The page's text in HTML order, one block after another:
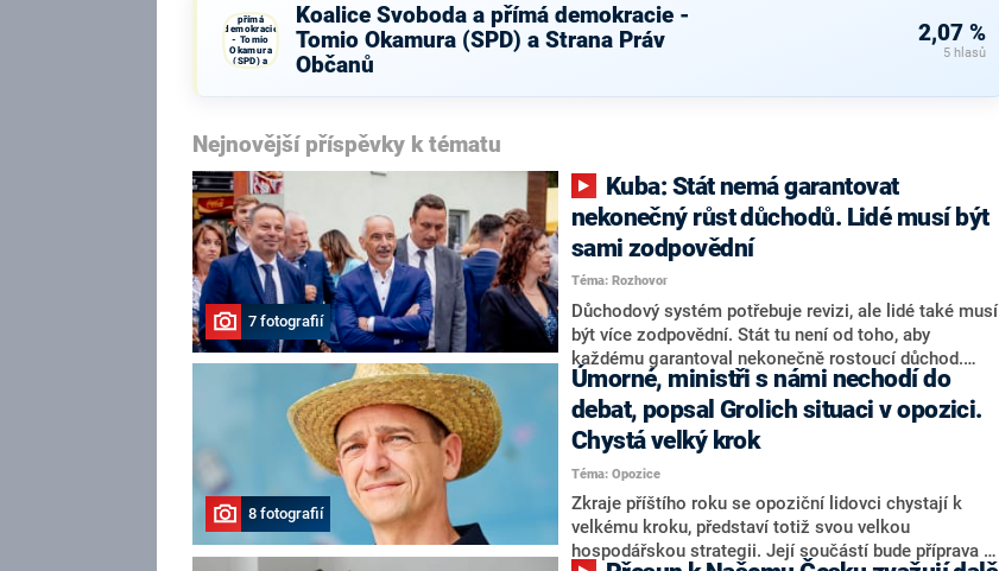
přímá
demokracie
- Tomio
Okamura
(SPD) a
Strana Práv
Koalice Svoboda a přímá demokracie -
Tomio Okamura (SPD) a Strana Práv
Občanů
2,07 %
5 hlasů
Nejnovější příspěvky k tématu
7 fotografií
nekonečný růst důchodů. Lidé musí být
sami zodpovědní
Téma: Rozhovor
Důchodový systém potřebuje revizi, ale lidé také musí
být více zodpovědní. Stát tu není od toho, aby
každému garantoval nekonečně rostoucí důchod.
Chybí tu nový systém a my ho představíme,řekl
hejtman Jihočeského kraje a předseda hnutí Naše
Česko Martin Kuba v rozhovoru pro CNN Prima NEWS.
V čele státu pak podle něj nemůže být člověk, který by
střetem zájmů omezoval čerpání financí a rozvoj,
dodal. Řešení u Andreje Babiše ale hodnotit nechtěl.
8 fotografií
Úmorné, ministři s námi nechodí do
debat, popsal Grolich situaci v opozici.
Chystá velký krok
Téma: Opozice
Zkraje příštího roku se opoziční lidovci chystají k
velkému kroku, představí totiž svou velkou
hospodářskou strategii. Její součástí bude příprava na